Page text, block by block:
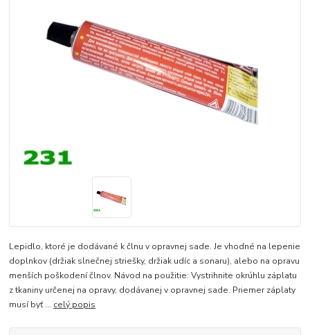
Lepidlo, ktoré je dodávané k člnu v opravnej sade. Je vhodné na lepenie
doplnkov (držiak slnečnej striešky, držiak udíc a sonaru), alebo na opravu
menších poškodení člnov. Návod na použitie: Vystrihnite okrúhlu záplatu
z tkaniny určenej na opravy, dodávanej v opravnej sade. Priemer záplaty
musí byť ... celý popis